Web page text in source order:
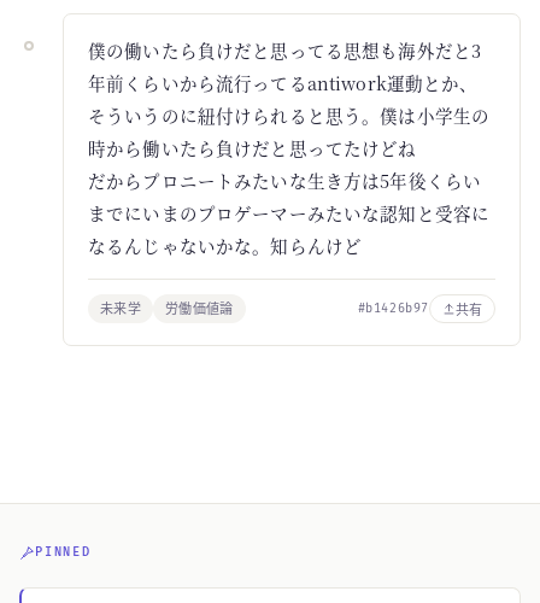
僕の働いたら負けだと思ってる思想も海外だと3
年前くらいから流行ってるantiwork運動とか、
そういうのに紐付けられると思う。僕は小学生の
時から働いたら負けだと思ってたけどね
だからプロニートみたいな生き方は5年後くらい
までにいまのプロゲーマーみたいな認知と受容に
なるんじゃないかな。知らんけど
未来学 労働価値論 #b1426b97 共有
PINNED